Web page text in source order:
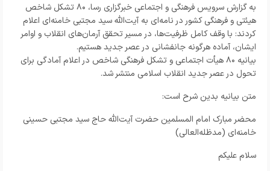
به گزارش سرویس فرهنگی و اجتماعی خبرگزاری رسا،
۸۰ تشکل شاخص
هیئتی و فرهنگی کشور در نامه‌ای به آیت‌الله سید مجتبی خامنه‌ای اعلام
کردند: با وقف کامل ظرفیت‌ها، در مسیر تحقق آرمان‌های انقلاب و اوامر
ایشان، آماده هرگونه جانفشانی در عصر جدید هستیم.
بیانیه ۸۰ هیأت اجتماعی و تشکل‌ فرهنگی شاخص در اعلام آمادگی برای
تحول در عصر جدید انقلاب اسلامی منتشر شد.
متن بیانیه‌ بدین شرح است:
محضر مبارک امام المسلمین حضرت آیت‌الله حاج سید مجتبی حسینی
خامنه‌ای (مدظله‌العالی)
سلام علیکم